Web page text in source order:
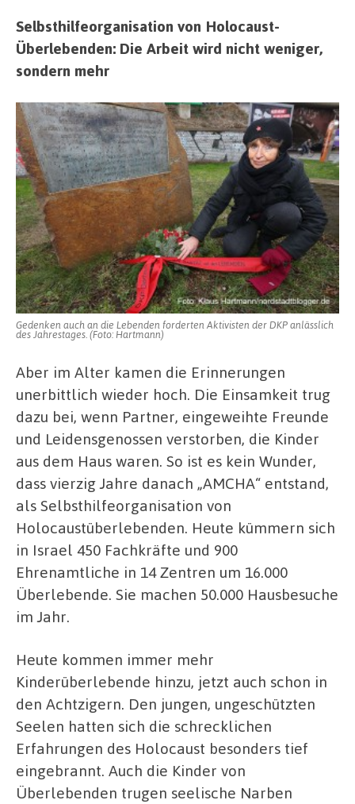
Selbsthilfeorganisation von Holocaust-
Überlebenden: Die Arbeit wird nicht weniger,
sondern mehr
Gedenken auch an die Lebenden forderten Aktivisten der DKP anlässlich
des Jahrestages. (Foto: Hartmann)
Aber im Alter kamen die Erinnerungen
unerbittlich wieder hoch. Die Einsamkeit trug
dazu bei, wenn Partner, eingeweihte Freunde
und Leidensgenossen verstorben, die Kinder
aus dem Haus waren. So ist es kein Wunder,
dass vierzig Jahre danach „AMCHA“ entstand,
als Selbsthilfeorganisation von
Holocaustüberlebenden. Heute kümmern sich
in Israel 450 Fachkräfte und 900
Ehrenamtliche in 14 Zentren um 16.000
Überlebende. Sie machen 50.000 Hausbesuche
im Jahr.
Heute kommen immer mehr
Kinderüberlebende hinzu, jetzt auch schon in
den Achtzigern. Den jungen, ungeschützten
Seelen hatten sich die schrecklichen
Erfahrungen des Holocaust besonders tief
eingebrannt. Auch die Kinder von
Überlebenden trugen seelische Narben